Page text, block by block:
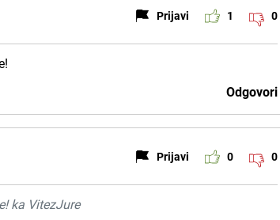
Prijavi 1 0
Odgovori
Prijavi 0 0
ka VitezJure